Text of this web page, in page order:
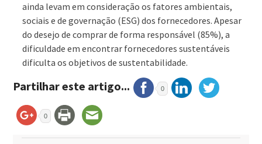
ainda levam em consideração os fatores ambientais,
sociais e de governação (ESG) dos fornecedores. Apesar
do desejo de comprar de forma responsável (85%), a
dificuldade em encontrar fornecedores sustentáveis
dificulta os objetivos de sustentabilidade.
Partilhar este artigo... 0
0